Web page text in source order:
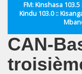
FM: Kinshasa 103.5
Kindu 103.0 ::
CAN-